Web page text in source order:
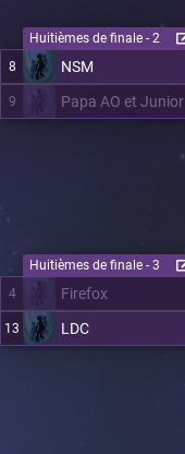
8 NSM
9 Papa AO et Junior
Huitièmes de finale - 2
4 Firefox
13 LDC
Huitièmes de finale - 3